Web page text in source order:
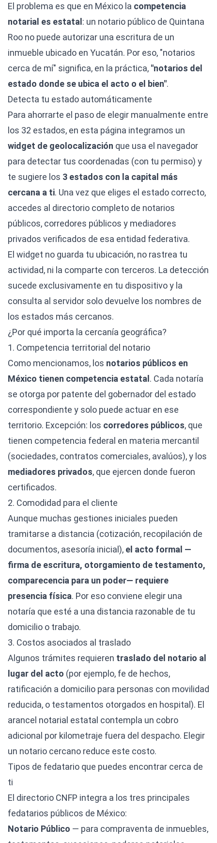
El problema es que en México la competencia
notarial es estatal : un notario público de Quintana
Roo no puede autorizar una escritura de un
inmueble ubicado en Yucatán. Por eso, "notarios
cerca de mí" significa, en la práctica, "notarios del
estado donde se ubica el acto o el bien".
Detecta tu estado automáticamente
Para ahorrarte el paso de elegir manualmente entre
los 32 estados, en esta página integramos un
widget de geolocalización que usa el navegador
para detectar tus coordenadas (con tu permiso) y
te sugiere los 3 estados con la capital más
cercana a ti. Una vez que eliges el estado correcto,
accedes al directorio completo de notarios
públicos, corredores públicos y mediadores
privados verificados de esa entidad federativa.
El widget no guarda tu ubicación, no rastrea tu
actividad, ni la comparte con terceros. La detección
sucede exclusivamente en tu dispositivo y la
consulta al servidor solo devuelve los nombres de
los estados más cercanos.
¿Por qué importa la cercanía geográfica?
1. Competencia territorial del notario
Como mencionamos, los notarios públicos en
México tienen competencia estatal . Cada notaría
se otorga por patente del gobernador del estado
correspondiente y solo puede actuar en ese
territorio. Excepción: los corredores públicos, que
tienen competencia federal en materia mercantil
(sociedades, contratos comerciales, avalúos), y los
mediadores privados, que ejercen donde fueron
certificados.
2. Comodidad para el cliente
Aunque muchas gestiones iniciales pueden
tramitarse a distancia (cotización, recopilación de
documentos, asesoría inicial), el acto formal —
firma de escritura, otorgamiento de testamento,
comparecencia para un poder— requiere
presencia física. Por eso conviene elegir una
notaría que esté a una distancia razonable de tu
domicilio o trabajo.
3. Costos asociados al traslado
Algunos trámites requieren traslado del notario al
lugar del acto (por ejemplo, fe de hechos,
ratificación a domicilio para personas con movilidad
reducida, o testamentos otorgados en hospital). El
arancel notarial estatal contempla un cobro
adicional por kilometraje fuera del despacho. Elegir
un notario cercano reduce este costo.
Tipos de fedatario que puedes encontrar cerca de
ti
El directorio CNFP integra a los tres principales
fedatarios públicos de México:
Notario Público — para compraventa de inmuebles,